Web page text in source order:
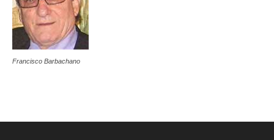
Francisco Barbachano